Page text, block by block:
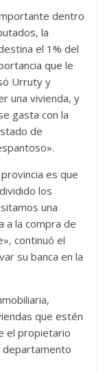
dentro
la
el 1% del
que le
Urruty y
una vivienda, y
gasta con la
de
es que
los
una
a la compra de
continuó el
su banca en la
que estén
el propietario
departamento